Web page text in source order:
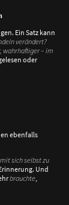
Ein Satz kann
verändert?
wahrhaftiger – im
oder
ebenfalls
mit sich selbst zu
Und
brauchte